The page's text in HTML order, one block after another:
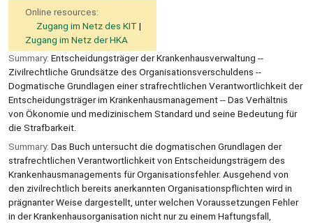
Online resources:
Zugang im Netz des KIT
Zugang im Netz der HKA
Summary: Entscheidungsträger der Krankenhausverwaltung --
Zivilrechtliche Grundsätze des Organisationsverschuldens --
Dogmatische Grundlagen einer strafrechtlichen Verantwortlichkeit der
Entscheidungsträger im Krankenhausmanagement -- Das Verhältnis
von Ökonomie und medizinischem Standard und seine Bedeutung für
die Strafbarkeit.
Summary: Das Buch untersucht die dogmatischen Grundlagen der
strafrechtlichen Verantwortlichkeit von Entscheidungsträgern des
Krankenhausmanagements für Organisationsfehler. Ausgehend von
den zivilrechtlich bereits anerkannten Organisationspflichten wird in
prägnanter Weise dargestellt, unter welchen Voraussetzungen Fehler
in der Krankenhausorganisation nicht nur zu einem Haftungsfall,